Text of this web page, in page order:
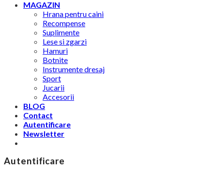
MAGAZIN
Hrana pentru caini
Recompense
Suplimente
Lese si zgarzi
Hamuri
Botnite
Instrumente dresaj
Sport
Jucarii
Accesorii
BLOG
Contact
Autentificare
Newsletter
Autentificare